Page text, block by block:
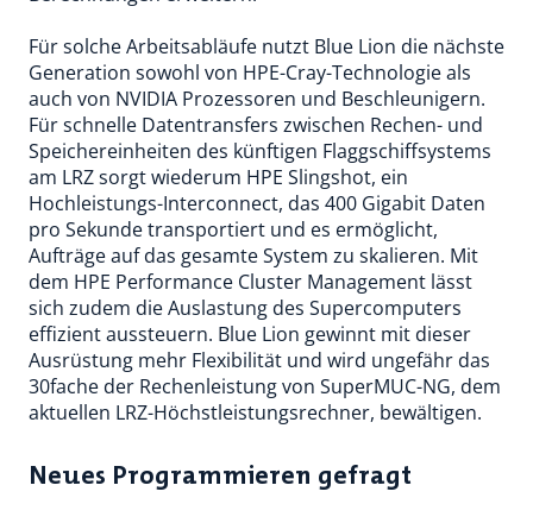
Für solche Arbeitsabläufe nutzt Blue Lion die nächste
Generation sowohl von HPE-Cray-Technologie als
auch von NVIDIA Prozessoren und Beschleunigern.
Für schnelle Datentransfers zwischen Rechen- und
Speichereinheiten des künftigen Flaggschiffsystems
am LRZ sorgt wiederum HPE Slingshot, ein
Hochleistungs-Interconnect, das 400 Gigabit Daten
pro Sekunde transportiert und es ermöglicht,
Aufträge auf das gesamte System zu skalieren. Mit
dem HPE Performance Cluster Management lässt
sich zudem die Auslastung des Supercomputers
effizient aussteuern. Blue Lion gewinnt mit dieser
Ausrüstung mehr Flexibilität und wird ungefähr das
30fache der Rechenleistung von SuperMUC-NG, dem
aktuellen LRZ-Höchstleistungsrechner, bewältigen.
Neues Programmieren gefragt